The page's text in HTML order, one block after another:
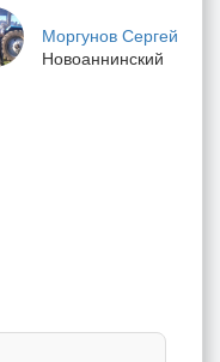
Моргунов Сергей
Новоаннинский